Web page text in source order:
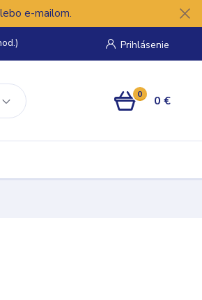
e-mailom.
Prihlásenie
0 0 €